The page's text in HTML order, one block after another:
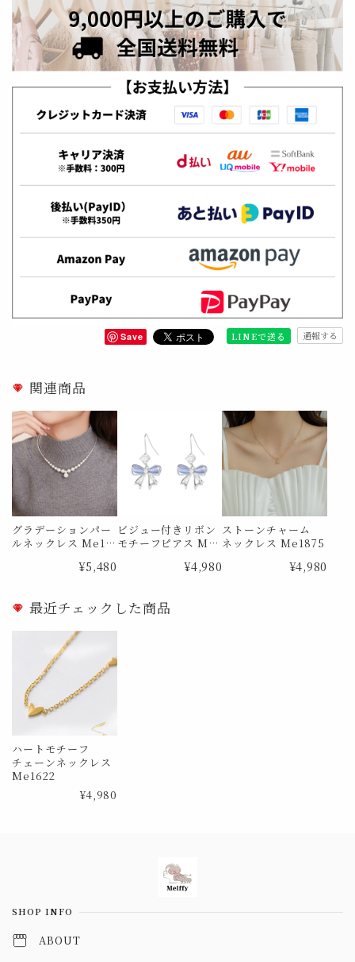
Save LINEで送る 通報する
関連商品
グラデーションパー
ルネックレス Me12
¥5,480
ビジュー付きリボン
モチーフピアス Me1
¥4,980
ストーンチャーム
ネックレス Me1875
¥4,980
最近チェックした商品
ハートモチーフ
チェーンネックレス
Me1622
¥4,980
SHOP INFO
ABOUT